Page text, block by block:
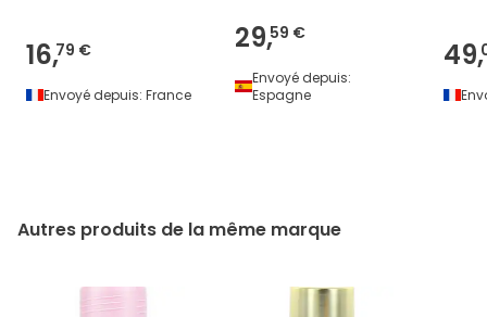
16,79 €
Envoyé depuis: France
29,59 €
Envoyé depuis:
Espagne
49,
Autres produits de la même marque